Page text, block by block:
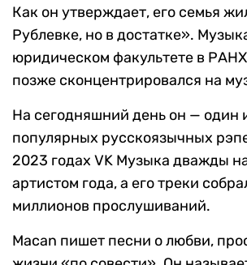
Как он утверждает, его семья
Рублевке, но в достатке».
юридическом факультете в
позже сконцентрировался на
На сегодняшний день он — один
популярных русскоязычных
2023 годах VK Музыка дважды
артистом года, а его треки
миллионов прослушиваний.
Macan пишет песни о любви,